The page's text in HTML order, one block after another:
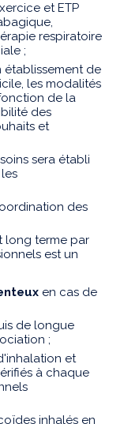
et ETP
respiratoire
;
de
les modalités
de la
des
et
sera établi
des
long terme par
est un
en cas de
de longue
;
et
à chaque
inhalés en